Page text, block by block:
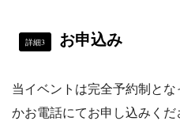
詳細3 お申込み
当イベントは完全予約制と
かお電話にてお申し込みくだ